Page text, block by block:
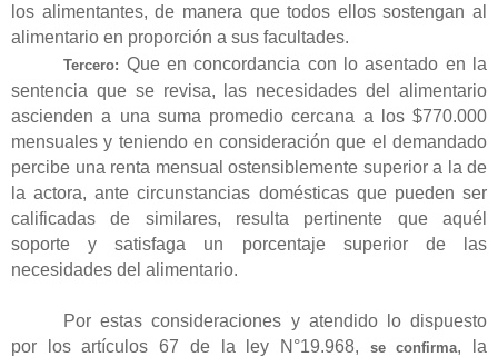
los alimentantes, de manera que todos ellos sostengan al
alimentario en proporción a sus facultades.
Tercero: Que en concordancia con lo asentado en la
sentencia que se revisa, las necesidades del alimentario
ascienden a una suma promedio cercana a los $770.000
mensuales y teniendo en consideración que el demandado
percibe una renta mensual ostensiblemente superior a la de
la actora, ante circunstancias domésticas que pueden ser
calificadas de similares, resulta pertinente que aquél
soporte y satisfaga un porcentaje superior de las
necesidades del alimentario.
Por estas consideraciones y atendido lo dispuesto
por los artículos 67 de la ley N°19.968, se confirma, la